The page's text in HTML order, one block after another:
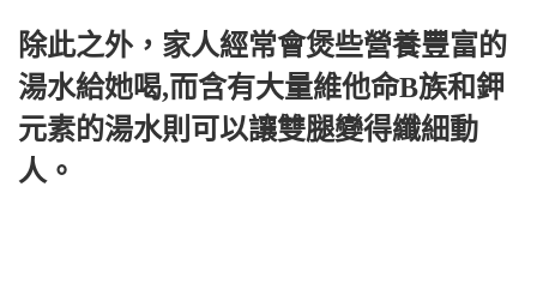
除此之外，家人經常會煲些營養豐富的
湯水給她喝,而含有大量維他命B族和鉀
元素的湯水則可以讓雙腿變得纖細動
人。